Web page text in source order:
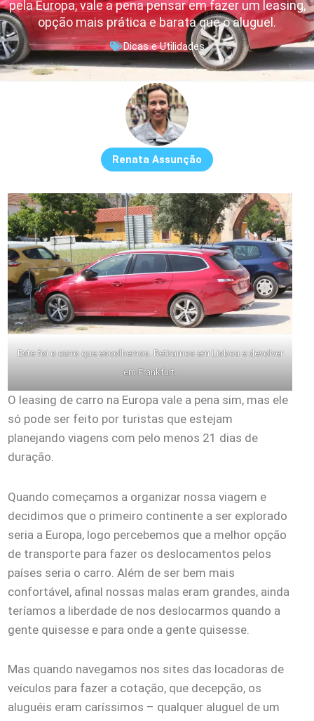
pela Europa, vale a pena pensar em fazer um leasing,
opção mais prática e barata que o aluguel.
Dicas e Utilidades
Renata Assunção
Este foi o carro que escolhemos. Retiramos em Lisboa e devolver
em Frankfurt.
O leasing de carro na Europa vale a pena sim, mas ele
só pode ser feito por turistas que estejam
planejando viagens com pelo menos 21 dias de
duração.
Quando começamos a organizar nossa viagem e
decidimos que o primeiro continente a ser explorado
seria a Europa, logo percebemos que a melhor opção
de transporte para fazer os deslocamentos pelos
países seria o carro. Além de ser bem mais
confortável, afinal nossas malas eram grandes, ainda
teríamos a liberdade de nos deslocarmos quando a
gente quisesse e para onde a gente quisesse.
Mas quando navegamos nos sites das locadoras de
veículos para fazer a cotação, que decepção, os
aluguéis eram caríssimos – qualquer aluguel de um